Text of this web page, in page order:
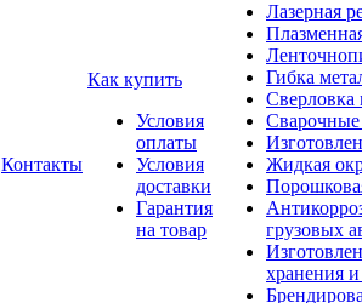
Контакты
Как купить
Условия
оплаты
Условия
доставки
Гарантия
на товар
Лазерная
Гибка
Сверловка
Жидкая
грузовых
хранения